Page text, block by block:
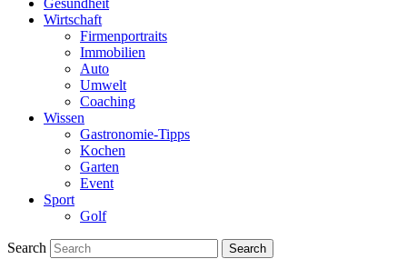
Gesundheit
Wirtschaft
Firmenportraits
Immobilien
Auto
Umwelt
Coaching
Wissen
Gastronomie-Tipps
Kochen
Garten
Event
Sport
Golf
Search